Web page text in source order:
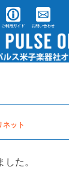
ネット
た。